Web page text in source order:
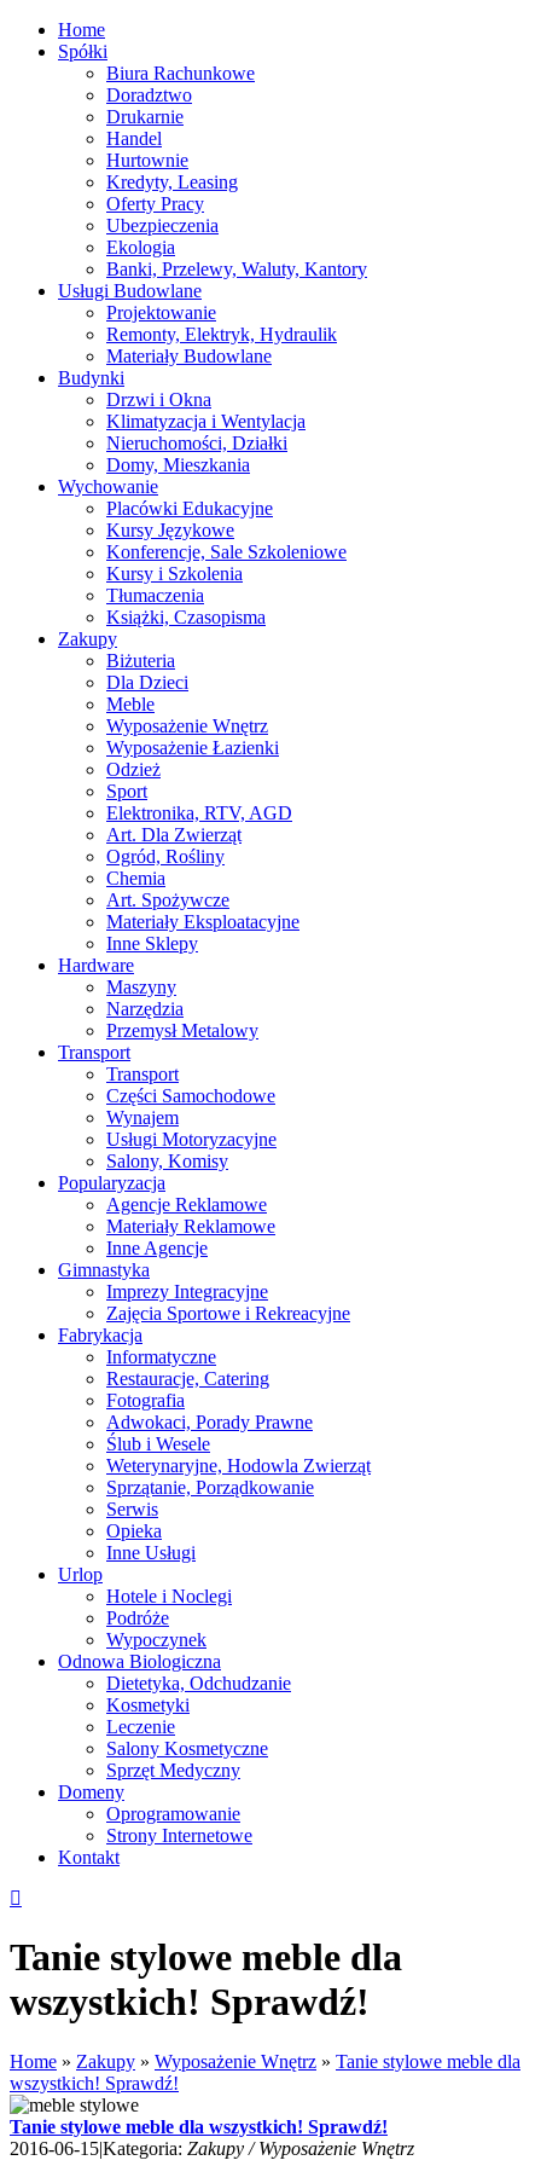
Home
Spółki
Biura Rachunkowe
Doradztwo
Drukarnie
Handel
Hurtownie
Kredyty, Leasing
Oferty Pracy
Ubezpieczenia
Ekologia
Banki, Przelewy, Waluty, Kantory
Usługi Budowlane
Projektowanie
Remonty, Elektryk, Hydraulik
Materiały Budowlane
Budynki
Drzwi i Okna
Klimatyzacja i Wentylacja
Nieruchomości, Działki
Domy, Mieszkania
Wychowanie
Placówki Edukacyjne
Kursy Językowe
Konferencje, Sale Szkoleniowe
Kursy i Szkolenia
Tłumaczenia
Książki, Czasopisma
Zakupy
Biżuteria
Dla Dzieci
Meble
Wyposażenie Wnętrz
Wyposażenie Łazienki
Odzież
Sport
Elektronika, RTV, AGD
Art. Dla Zwierząt
Ogród, Rośliny
Chemia
Art. Spożywcze
Materiały Eksploatacyjne
Inne Sklepy
Hardware
Maszyny
Narzędzia
Przemysł Metalowy
Transport
Transport
Części Samochodowe
Wynajem
Usługi Motoryzacyjne
Salony, Komisy
Popularyzacja
Agencje Reklamowe
Materiały Reklamowe
Inne Agencje
Gimnastyka
Imprezy Integracyjne
Zajęcia Sportowe i Rekreacyjne
Fabrykacja
Informatyczne
Restauracje, Catering
Fotografia
Adwokaci, Porady Prawne
Ślub i Wesele
Weterynaryjne, Hodowla Zwierząt
Sprzątanie, Porządkowanie
Serwis
Opieka
Inne Usługi
Urlop
Hotele i Noclegi
Podróże
Wypoczynek
Odnowa Biologiczna
Dietetyka, Odchudzanie
Kosmetyki
Leczenie
Salony Kosmetyczne
Sprzęt Medyczny
Domeny
Oprogramowanie
Strony Internetowe
Kontakt
Tanie stylowe meble dla
wszystkich! Sprawdź!
Home » Zakupy » Wyposażenie Wnętrz » Tanie stylowe meble dla
wszystkich! Sprawdź!
Tanie stylowe meble dla wszystkich! Sprawdź!
2016-06-15|Kategoria: Zakupy / Wyposażenie Wnętrz